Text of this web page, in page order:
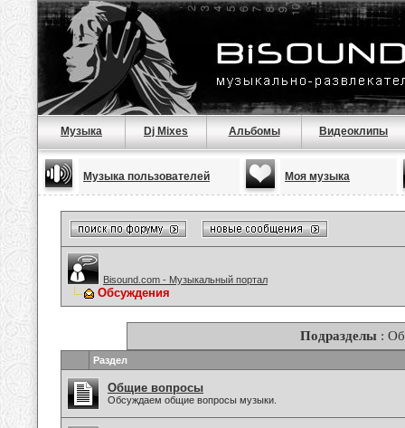
Музыка Dj Mixes Альбомы Видеоклипы
Музыка пользователей Моя музыка
Bisound.com - Музыкальный портал
Обсуждения
Подразделы :
Раздел
Общие вопросы
Обсуждаем общие вопросы музыки.